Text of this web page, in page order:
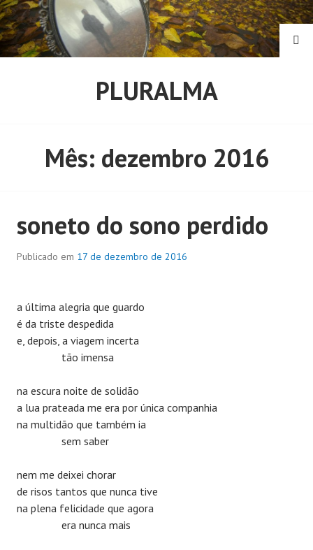
Pular
para
o
conteúdo
PLURALMA
Mês: dezembro 2016
soneto do sono perdido
Publicado em 17 de dezembro de 2016
a última alegria que guardo
é da triste despedida
e, depois, a viagem incerta
tão imensa
na escura noite de solidão
a lua prateada me era por única companhia
na multidão que também ia
sem saber
nem me deixei chorar
de risos tantos que nunca tive
na plena felicidade que agora
era nunca mais